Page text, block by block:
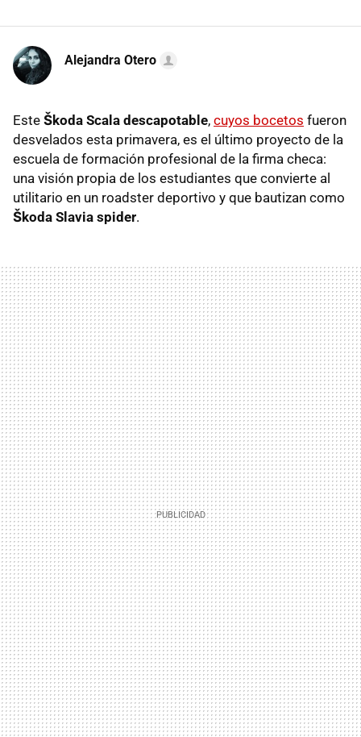
Alejandra Otero
Este Škoda Scala descapotable, cuyos bocetos fueron
desvelados esta primavera, es el último proyecto de la
escuela de formación profesional de la firma checa:
una visión propia de los estudiantes que convierte al
utilitario en un roadster deportivo y que bautizan como
Škoda Slavia spider.